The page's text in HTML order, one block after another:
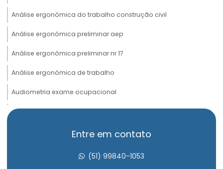
Análise ergonômica do trabalho construção civil
Análise ergonômica preliminar aep
Análise ergonômica preliminar nr 17
Análise ergonômica de trabalho
Audiometria exame ocupacional
Avaliação de insalubridade
Avaliação psicossocial admissional
Entre em contato
(51) 99840-1053